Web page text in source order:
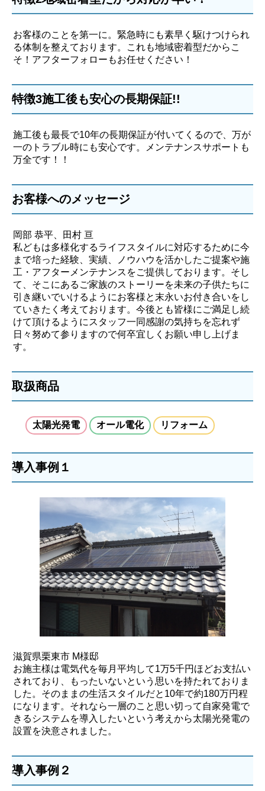
お客様のことを第一に。緊急時にも素早く駆けつけられ
る体制を整えております。これも地域密着型だからこ
そ！アフターフォローもお任せください！
特徴3施工後も安心の長期保証!!
施工後も最長で10年の長期保証が付いてくるので、万が
一のトラブル時にも安心です。メンテナンスサポートも
万全です！！
お客様へのメッセージ
岡部 恭平、田村 亘
私どもは多様化するライフスタイルに対応するために今
まで培った経験、実績、ノウハウを活かしたご提案や施
工・アフターメンテナンスをご提供しております。そし
て、そこにあるご家族のストーリーを未来の子供たちに
引き継いでいけるようにお客様と末永いお付き合いをし
ていきたく考えております。今後とも皆様にご満足し続
けて頂けるようにスタッフ一同感謝の気持ちを忘れず
日々努めて参りますので何卒宜しくお願い申し上げま
す。
取扱商品
太陽光発電 オール電化 リフォーム
導入事例１
滋賀県栗東市 M様邸
お施主様は電気代を毎月平均して1万5千円ほどお支払い
されており、もったいないという思いを持たれておりま
した。そのままの生活スタイルだと10年で約180万円程
になります。それなら一層のこと思い切って自家発電で
きるシステムを導入したいという考えから太陽光発電の
設置を決意されました。
導入事例２